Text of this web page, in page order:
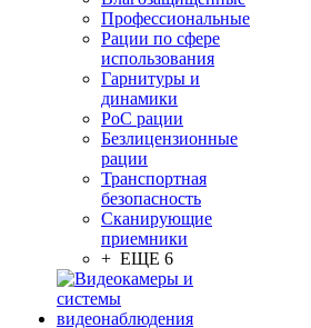
Профессиональные
Рации по сфере
использования
Гарнитуры и
динамики
PoC рации
Безлицензионные
рации
Транспортная
безопасность
Сканирующие
приемники
+ ЕЩЕ 6